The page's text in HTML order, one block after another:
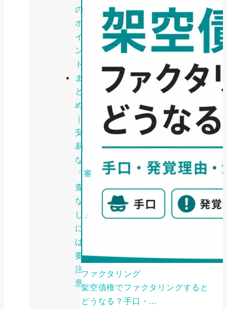
の
ポ
イ
ン
ト
ま
と
め
｜
安
易
な
「審
査
な
し」
に
は
要
注
意
ファクタリング
架空債権でファクタリングすると
どうなる？手口・...